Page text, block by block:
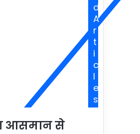
d
A
r
t
i
c
l
e
s
आसमान से